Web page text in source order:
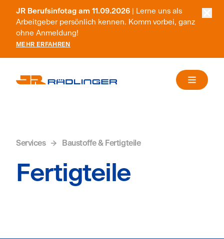
JR Berufsinfotag am 11.09.2026 | Lerne uns als
Arbeitgeber persönlich kennen. Komm vorbei, ganz
ohne Anmeldung!
MEHR ERFAHREN
Services Baustoffe & Fertigteile
Fertigteile